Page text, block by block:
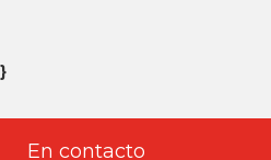
}
En contacto